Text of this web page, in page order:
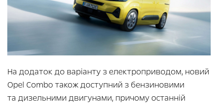
На додаток до варіанту з електроприводом, новий
Opel Combo також доступний з бензиновими
та дизельними двигунами, причому останній